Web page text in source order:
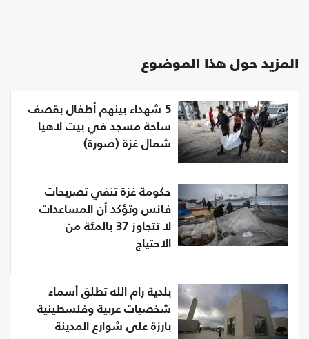
المزيد حول هذا الموضوع
5 شهداء بينهم أطفال بقصف
ساحة مسجد في بيت لاهيا
شمال غزة (صورة)
حكومة غزة تنفي تصريحات
فانس وتؤكد أن المساعدات
لا تتجاوز 37 بالمئة من
الاحتياج
بلدية رام الله تطلق أسماء
شخصيات عربية وفلسطينية
بارزة على شوارع المدينة